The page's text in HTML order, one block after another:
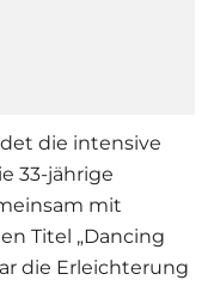
die intensive
33-jährige
mit
Titel „Dancing
die Erleichterung